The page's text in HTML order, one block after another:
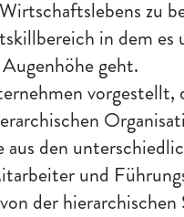
zu
in dem es
geht.
aus den
und
der